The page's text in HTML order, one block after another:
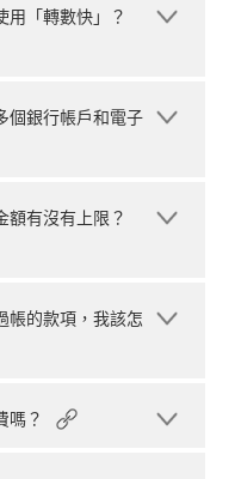
用「轉數快」？
個銀行帳戶和電子
額有沒有上限？
帳的款項，我該怎
嗎？